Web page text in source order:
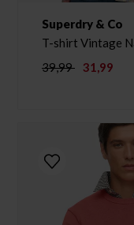
Superdry & Co
T-
39,99
31,99